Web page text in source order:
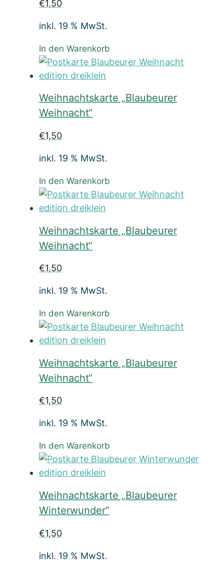
€1,50
inkl. 19 % MwSt.
In den Warenkorb
Weihnachtskarte „Blaubeurer
Weihnacht“
€1,50
inkl. 19 % MwSt.
In den Warenkorb
Weihnachtskarte „Blaubeurer
Weihnacht“
€1,50
inkl. 19 % MwSt.
In den Warenkorb
Weihnachtskarte „Blaubeurer
Weihnacht“
€1,50
inkl. 19 % MwSt.
In den Warenkorb
Weihnachtskarte „Blaubeurer
Winterwunder“
€1,50
inkl. 19 % MwSt.